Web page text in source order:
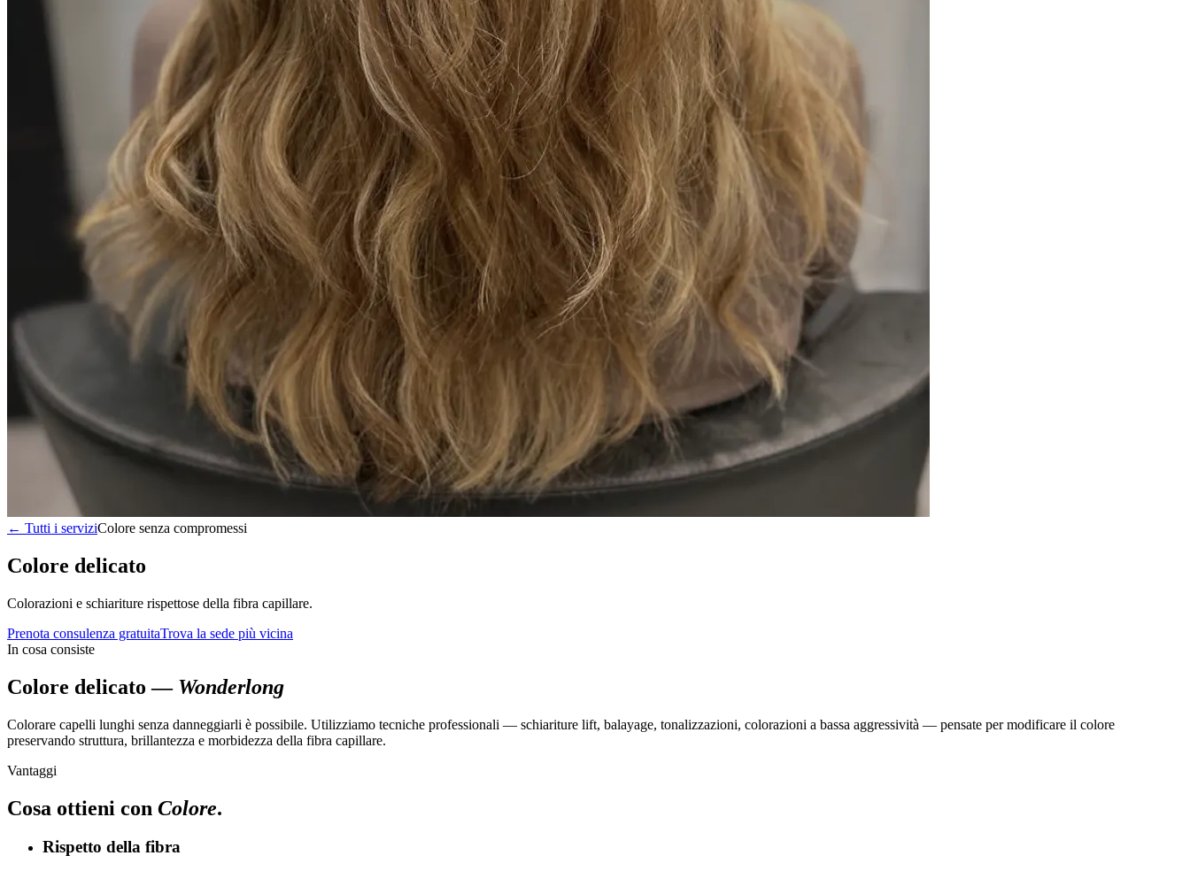
← Tutti i serviziColore senza compromessi
Colore delicato
Colorazioni e schiariture rispettose della fibra capillare.
Prenota consulenza gratuitaTrova la sede più vicina
In cosa consiste
Colore delicato — Wonderlong
Colorare capelli lunghi senza danneggiarli è possibile. Utilizziamo tecniche professionali — schiariture lift, balayage, tonalizzazioni, colorazioni a bassa aggressività — pensate per modificare il colore
preservando struttura, brillantezza e morbidezza della fibra capillare.
Vantaggi
Cosa ottieni con Colore.
Rispetto della fibra